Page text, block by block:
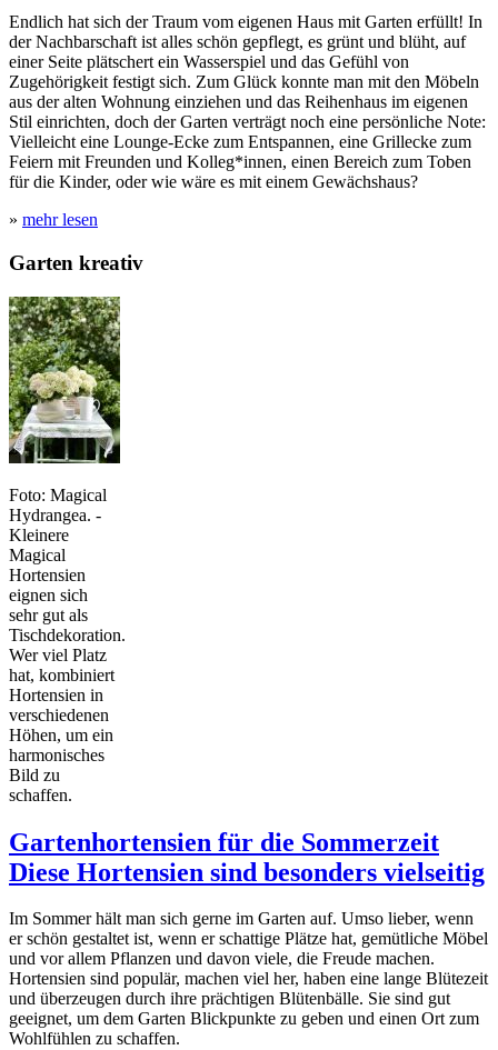
Endlich hat sich der Traum vom eigenen Haus mit Garten erfüllt! In
der Nachbarschaft ist alles schön gepflegt, es grünt und blüht, auf
einer Seite plätschert ein Wasserspiel und das Gefühl von
Zugehörigkeit festigt sich. Zum Glück konnte man mit den Möbeln
aus der alten Wohnung einziehen und das Reihenhaus im eigenen
Stil einrichten, doch der Garten verträgt noch eine persönliche Note:
Vielleicht eine Lounge-Ecke zum Entspannen, eine Grillecke zum
Feiern mit Freunden und Kolleg*innen, einen Bereich zum Toben
für die Kinder, oder wie wäre es mit einem Gewächshaus?
» mehr lesen
Garten kreativ
Foto: Magical
Hydrangea. -
Kleinere
Magical
Hortensien
eignen sich
sehr gut als
Tischdekoration.
Wer viel Platz
hat, kombiniert
Hortensien in
verschiedenen
Höhen, um ein
harmonisches
Bild zu
schaffen.
Gartenhortensien für die Sommerzeit
Diese Hortensien sind besonders vielseitig
Im Sommer hält man sich gerne im Garten auf. Umso lieber, wenn
er schön gestaltet ist, wenn er schattige Plätze hat, gemütliche Möbel
und vor allem Pflanzen und davon viele, die Freude machen.
Hortensien sind populär, machen viel her, haben eine lange Blütezeit
und überzeugen durch ihre prächtigen Blütenbälle. Sie sind gut
geeignet, um dem Garten Blickpunkte zu geben und einen Ort zum
Wohlfühlen zu schaffen.